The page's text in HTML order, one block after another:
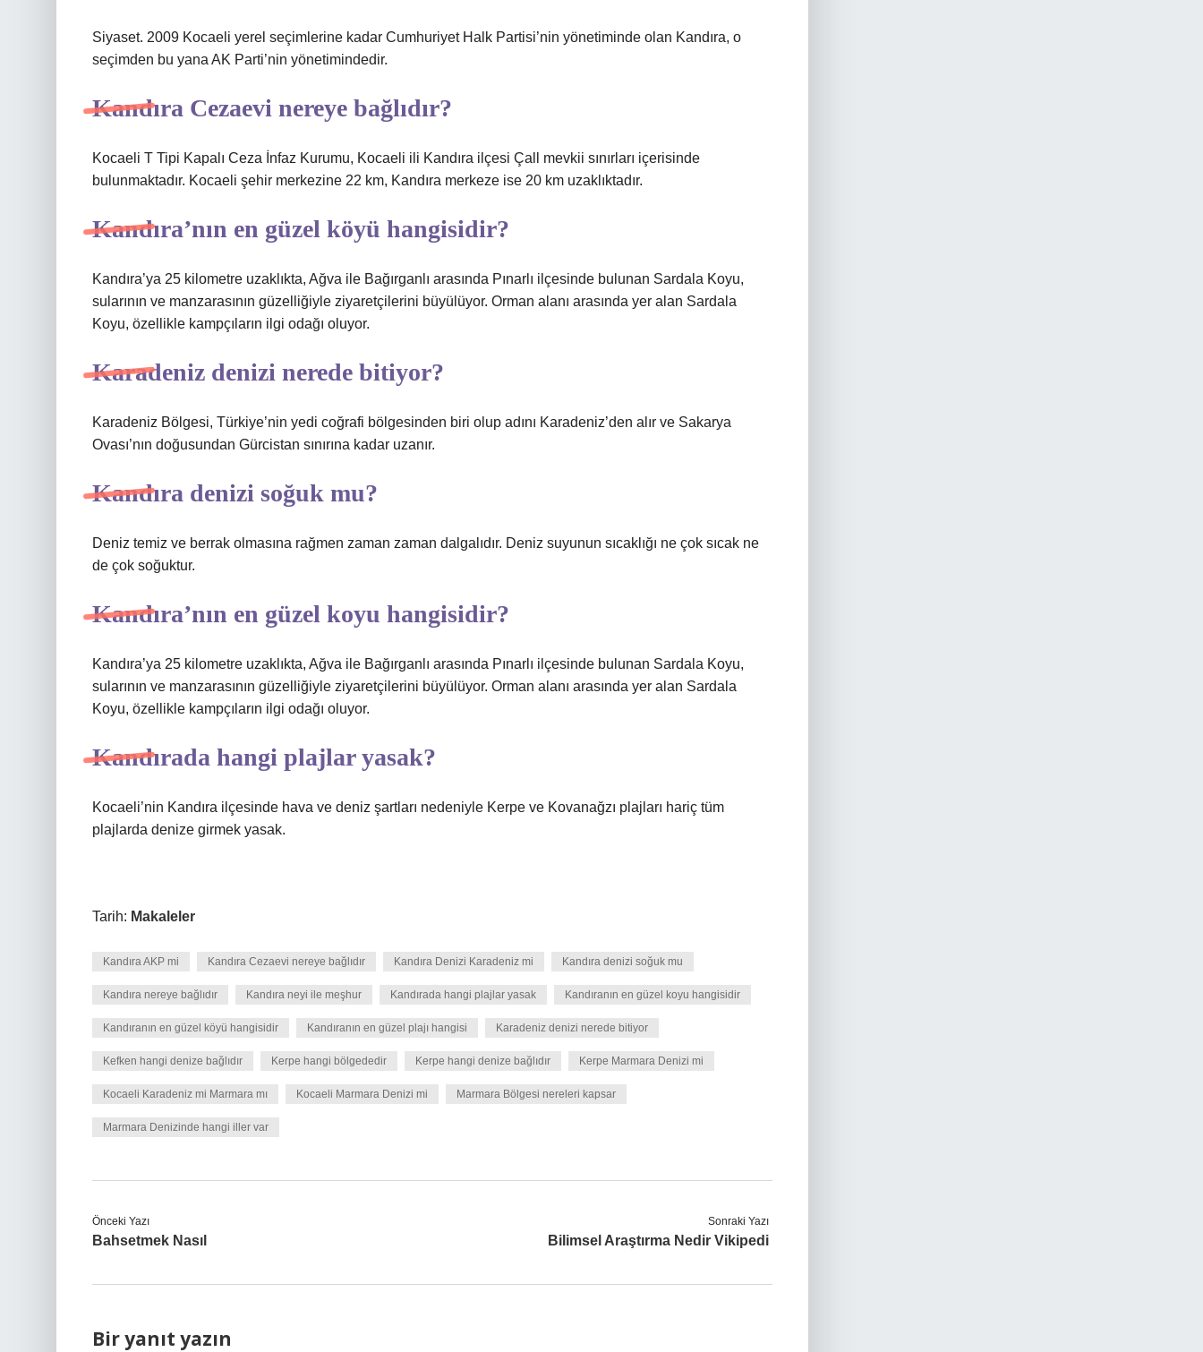
Siyaset. 2009 Kocaeli yerel seçimlerine kadar Cumhuriyet Halk Partisi’nin yönetiminde olan Kandıra, o
seçimden bu yana AK Parti’nin yönetimindedir.
Kandıra Cezaevi nereye bağlıdır?
Kocaeli T Tipi Kapalı Ceza İnfaz Kurumu, Kocaeli ili Kandıra ilçesi Çall mevkii sınırları içerisinde
bulunmaktadır. Kocaeli şehir merkezine 22 km, Kandıra merkeze ise 20 km uzaklıktadır.
Kandıra’nın en güzel köyü hangisidir?
Kandıra’ya 25 kilometre uzaklıkta, Ağva ile Bağırganlı arasında Pınarlı ilçesinde bulunan Sardala Koyu,
sularının ve manzarasının güzelliğiyle ziyaretçilerini büyülüyor. Orman alanı arasında yer alan Sardala
Koyu, özellikle kampçıların ilgi odağı oluyor.
Karadeniz denizi nerede bitiyor?
Karadeniz Bölgesi, Türkiye’nin yedi coğrafi bölgesinden biri olup adını Karadeniz’den alır ve Sakarya
Ovası’nın doğusundan Gürcistan sınırına kadar uzanır.
Kandıra denizi soğuk mu?
Deniz temiz ve berrak olmasına rağmen zaman zaman dalgalıdır. Deniz suyunun sıcaklığı ne çok sıcak ne
de çok soğuktur.
Kandıra’nın en güzel koyu hangisidir?
Kandıra’ya 25 kilometre uzaklıkta, Ağva ile Bağırganlı arasında Pınarlı ilçesinde bulunan Sardala Koyu,
sularının ve manzarasının güzelliğiyle ziyaretçilerini büyülüyor. Orman alanı arasında yer alan Sardala
Koyu, özellikle kampçıların ilgi odağı oluyor.
Kandırada hangi plajlar yasak?
Kocaeli’nin Kandıra ilçesinde hava ve deniz şartları nedeniyle Kerpe ve Kovanağzı plajları hariç tüm
plajlarda denize girmek yasak.
Tarih: Makaleler
Kandıra AKP mi Kandıra Cezaevi nereye bağlıdır Kandıra Denizi Karadeniz mi Kandıra denizi soğuk mu
Kandıra nereye bağlıdır Kandıra neyi ile meşhur Kandırada hangi plajlar yasak Kandıranın en güzel koyu hangisidir
Kandıranın en güzel köyü hangisidir Kandıranın en güzel plajı hangisi Karadeniz denizi nerede bitiyor
Kefken hangi denize bağlıdır Kerpe hangi bölgededir Kerpe hangi denize bağlıdır Kerpe Marmara Denizi mi
Kocaeli Karadeniz mi Marmara mı Kocaeli Marmara Denizi mi Marmara Bölgesi nereleri kapsar
Marmara Denizinde hangi iller var
Önceki Yazı
Bahsetmek Nasıl
Sonraki Yazı
Bilimsel Araştırma Nedir Vikipedi
Bir yanıt yazın